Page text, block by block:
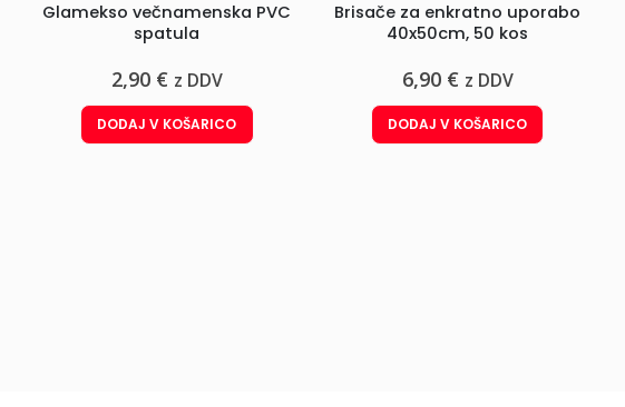
Glamekso večnamenska PVC
spatula
2,90 € z DDV
DODAJ V KOŠARICO
Brisače za enkratno uporabo
40x50cm, 50 kos
6,90 € z DDV
DODAJ V KOŠARICO